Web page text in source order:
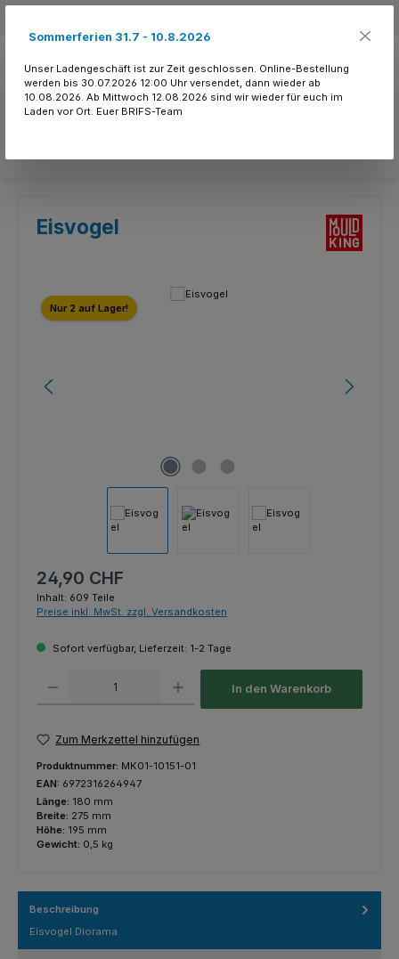
Eisvogel
Nur 2 auf Lager!
Regulärer Preis:
24,90 CHF
Inhalt: 609 Teile
Preise inkl. MwSt. zzgl. Versandkosten
Sofort verfügbar, Lieferzeit: 1-2 Tage
In den Warenkorb
Zum Merkzettel hinzufügen
Produktnummer: MK01-10151-01
EAN: 6972316264947
Länge: 180 mm
Breite: 275 mm
Höhe: 195 mm
Gewicht: 0,5 kg
Beschreibung
Eisvogel Diorama
Sommerferien 31.7 - 10.8.2026
Unser Ladengeschäft ist zur Zeit geschlossen. Online-Bestellung
werden bis 30.07.2026 12:00 Uhr versendet, dann wieder ab
10.08.2026. Ab Mittwoch 12.08.2026 sind wir wieder für euch im
Laden vor Ort. Euer BRIFS-Team